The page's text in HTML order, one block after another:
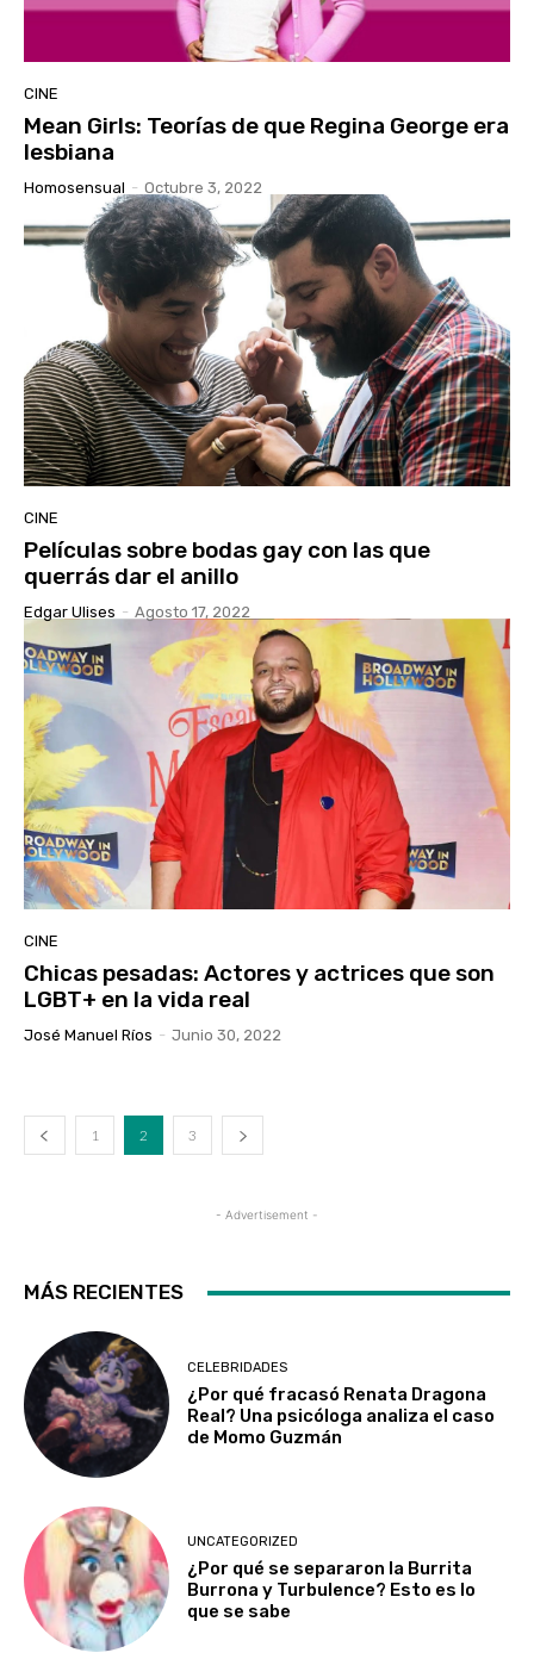
CINE
Mean Girls: Teorías de que Regina George era
lesbiana
Homosensual - Octubre 3, 2022
CINE
Películas sobre bodas gay con las que
querrás dar el anillo
Edgar Ulises - Agosto 17, 2022
CINE
Chicas pesadas: Actores y actrices que son
LGBT+ en la vida real
José Manuel Ríos - Junio 30, 2022
1 2 3
- Advertisement -
MÁS RECIENTES
CELEBRIDADES
¿Por qué fracasó Renata Dragona
Real? Una psicóloga analiza el caso
de Momo Guzmán
UNCATEGORIZED
¿Por qué se separaron la Burrita
Burrona y Turbulence? Esto es lo
que se sabe